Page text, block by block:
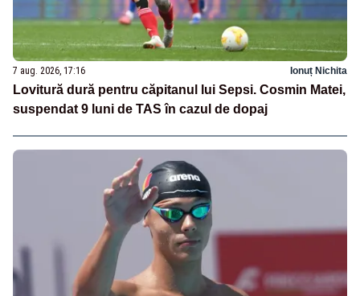
7 aug. 2026, 17:16 Ionuț Nichita
Lovitură dură pentru căpitanul lui Sepsi. Cosmin Matei,
suspendat 9 luni de TAS în cazul de dopaj